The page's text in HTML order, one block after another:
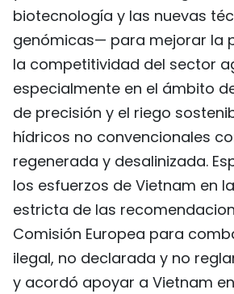
biotecnología y las nuevas
genómicas— para mejorar la
la competitividad del sector
especialmente en el ámbito
de precisión y el riego
hídricos no convencionales
regenerada y desalinizada.
los esfuerzos de Vietnam en
estricta de las
Comisión Europea para
ilegal, no declarada y no
y acordó apoyar a Vietnam